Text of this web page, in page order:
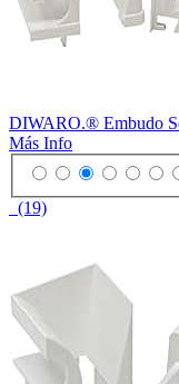
DIWARO.® Embudo
Más Info
(19)